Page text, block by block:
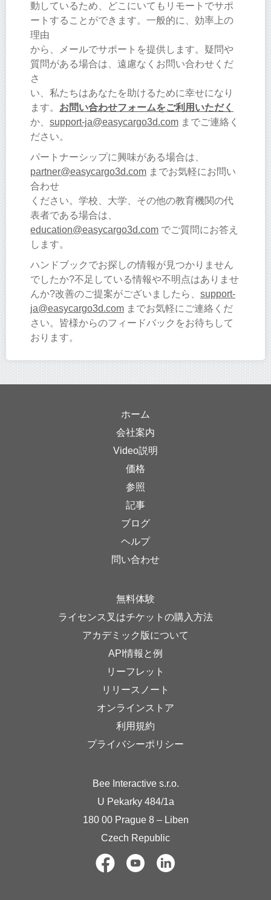
動しているため、どこにいてもリモートでサポ
ートすることができます。一般的に、効率上の
理由
から、メールでサポートを提供します。疑問や
質問がある場合は、遠慮なくお問い合わせくだ
さ
い、私たちはあなたを助けるために幸せになり
ます。 お問い合わせフォームをご利用いただく
か、 support-ja@easycargo3d.com までご連絡く
ださい。
パートナーシップに興味がある場合は、
partner@easycargo3d.com までお気軽にお問い
合わせ
ください。学校、大学、その他の教育機関の代
表者である場合は、
education@easycargo3d.com でご質問にお答え
します。
ハンドブックでお探しの情報が見つかりません
でしたか?不足している情報や不明点はありませ
んか?改善のご提案がございましたら、 support-
ja@easycargo3d.com までお気軽にご連絡くだ
さい。皆様からのフィードバックをお待ちして
おります。
ホーム
会社案内
Video説明
価格
参照
記事
ブログ
ヘルプ
問い合わせ
無料体験
ライセンス叉はチケットの購入方法
アカデミック版について
API情報と例
リーフレット
リリースノート
オンラインストア
利用規約
プライバシーポリシー
Bee Interactive s.r.o.
U Pekarky 484/1a
180 00 Prague 8 – Liben
Czech Republic